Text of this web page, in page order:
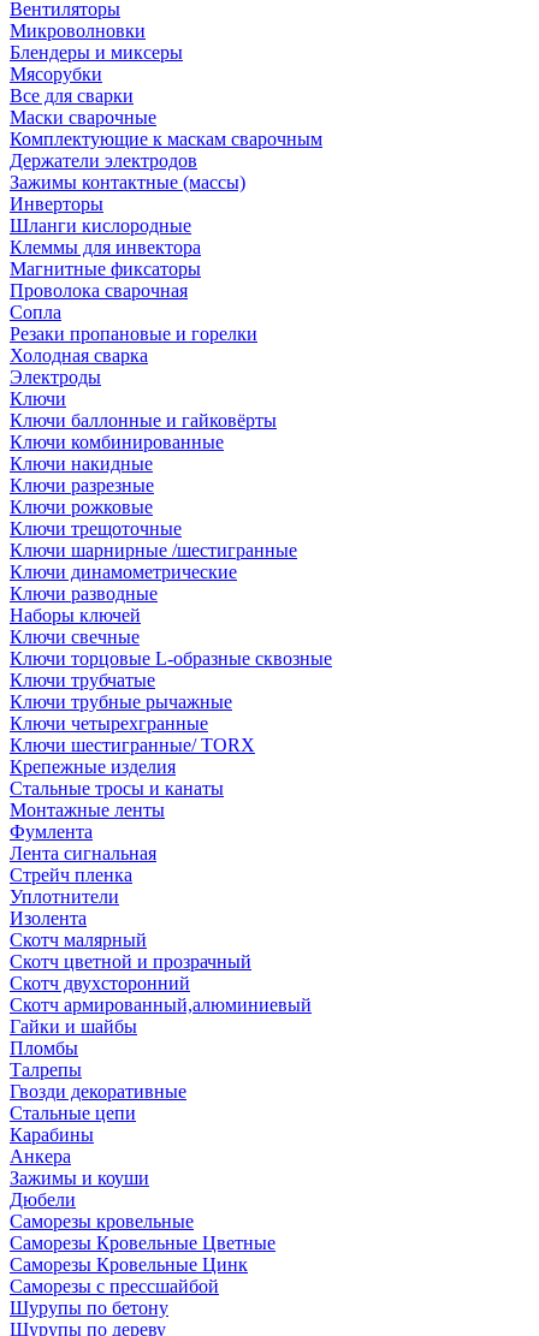
Вентиляторы
Микроволновки
Блендеры и миксеры
Мясорубки
Все для сварки
Маски сварочные
Комплектующие к маскам сварочным
Держатели электродов
Зажимы контактные (массы)
Инверторы
Шланги кислородные
Клеммы для инвектора
Магнитные фиксаторы
Проволока сварочная
Сопла
Резаки пропановые и горелки
Холодная сварка
Электроды
Ключи
Ключи баллонные и гайковёрты
Ключи комбинированные
Ключи накидные
Ключи разрезные
Ключи рожковые
Ключи трещоточные
Ключи шарнирные /шестигранные
Ключи динамометрические
Ключи разводные
Наборы ключей
Ключи свечные
Ключи торцовые L-образные сквозные
Ключи трубчатые
Ключи трубные рычажные
Ключи четырехгранные
Ключи шестигранные/ TORX
Крепежные изделия
Стальные тросы и канаты
Монтажные ленты
Фумлента
Лента сигнальная
Стрейч пленка
Уплотнители
Изолента
Скотч малярный
Скотч цветной и прозрачный
Скотч двухсторонний
Скотч армированный,алюминиевый
Гайки и шайбы
Пломбы
Талрепы
Гвозди декоративные
Стальные цепи
Карабины
Анкера
Зажимы и коуши
Дюбели
Саморезы кровельные
Саморезы Кровельные Цветные
Саморезы Кровельные Цинк
Саморезы с прессшайбой
Шурупы по бетону
Шурупы по дереву